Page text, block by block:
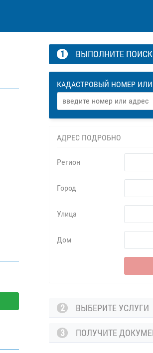
1 ВЫПОЛНИТЕ ПОИСК
КАДАСТРОВЫЙ НОМЕР
АДРЕС ПОДРОБНО
Регион
Город
Улица
Дом
2 ВЫБЕРИТЕ УСЛУГИ
3 ПОЛУЧИТЕ